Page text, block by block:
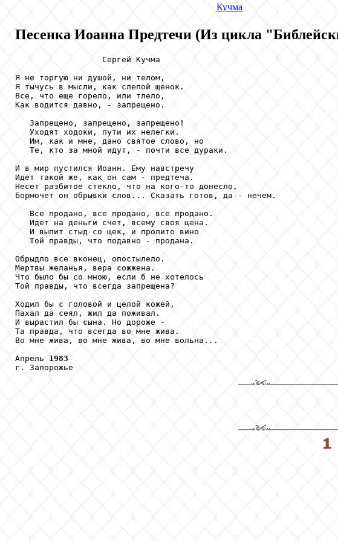
Кучма
Песенка Иоанна Предтечи (Из цикла
                  Сергей Кучма
Я не торгую ни душой, ни телом,
Я тычусь в мысли, как слепой щенок.
Все, что еще горело, или тлело,
Как водится давно, - запрещено.
   Запрещено, запрещено, запрещено!
   Уходят ходоки, пути их нелегки.
   Им, как и мне, дано святое слово, но
   Те, кто за мной идут, - почти все дураки.
И в мир пустился Иоанн. Ему навстречу
Идет такой же, как он сам - предтеча.
Несет разбитое стекло, что на кого-то донесло,
Бормочет он обрывки слов... Сказать готов, да - нечем.
   Все продано, все продано, все продано.
   Идет на деньги счет, всему своя цена.
   И выпит стыд со щек, и пролито вино
   Той правды, что подавно - продана.
Обрыдло все вконец, опостылело.
Мертвы желанья, вера сожжена.
Что было бы со мною, если б не хотелось
Той правды, что всегда запрещена?
Ходил бы с головой и целой кожей,
Пахал да сеял, жил да поживал.
И вырастил бы сына. Но дороже -
Та правда, что всегда во мне жива.
Во мне жива, во мне жива, во мне вольна...
Апрель 1983
г. Запорожье